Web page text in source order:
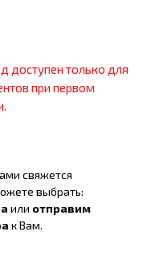
доступен только для
при первом
свяжется
выбрать:
или отправим
к Вам.